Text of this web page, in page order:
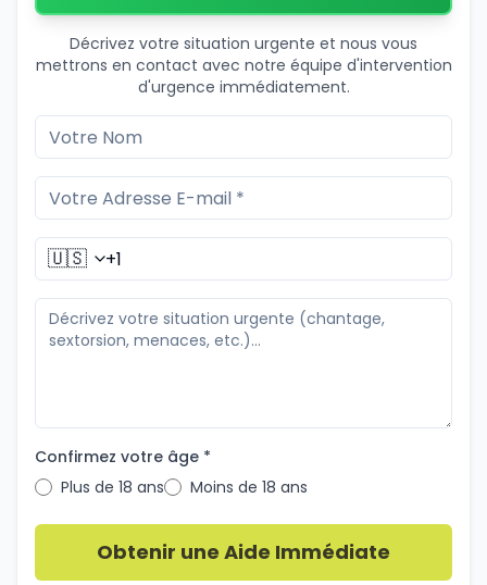
Décrivez votre situation urgente et nous vous
mettrons en contact avec notre équipe d'intervention
d'urgence immédiatement.
🇺🇸
Confirmez votre âge *
Plus de 18 ans
Moins de 18 ans
Obtenir une Aide Immédiate